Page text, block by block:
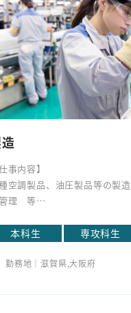
長からのメッセージ】
ービス本部での仕事は、お客
守メンテナンス、施工試運
依頼や困りごとを解決する
はお客様と直接やり取りで
門であり、「ダイキンの顔」
が役立つことが実感できま
ーバルでダイキンの空調事業
約9,000名います。
国で言葉や商習慣は違います
技術は世界共通であり、市
者やメンテナンス技術者、ヘ
の育成も行っています。例え
術者が自らのスキルと知識・
磋琢磨できる場として、サー
団となっていくことを想像
事内容】
空調製品、油圧製品等の製
理 等
製造（ものづくり）の仕事につ
様々な分野の【技術】を駆使
ひとりを主役に部門を超え
本科生 専攻科生
勤務地｜滋賀県,大阪府